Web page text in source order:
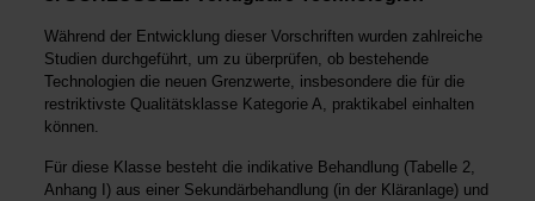
Während der Entwicklung dieser Vorschriften wurden zahlreiche
Studien durchgeführt, um zu überprüfen, ob bestehende
Technologien die neuen Grenzwerte, insbesondere die für die
restriktivste Qualitätsklasse Kategorie A, praktikabel einhalten
können.
Für diese Klasse besteht die indikative Behandlung (Tabelle 2,
Anhang I) aus einer Sekundärbehandlung (in der Kläranlage) und